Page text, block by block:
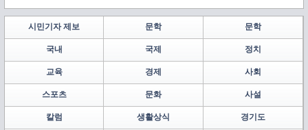
시민기자 제보 문학 문학
국내 국제 정치
교육 경제 사회
스포츠 문화 사설
칼럼 생활상식 경기도